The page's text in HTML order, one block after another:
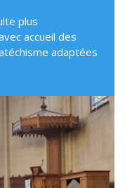
plus
accueil des
adaptées